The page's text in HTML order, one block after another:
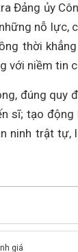
Đảng ủy
nỗ lực,
thời
với niềm tin
đúng quy
sĩ; tạo
ninh trật tự,
giá